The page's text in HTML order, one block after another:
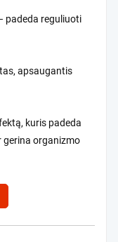
padeda reguliuoti
apsaugantis
kuris padeda
gerina organizmo